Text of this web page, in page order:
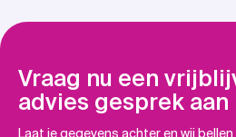
Vraag nu een
advies gesprek aan
Laat je gegevens achter en wij